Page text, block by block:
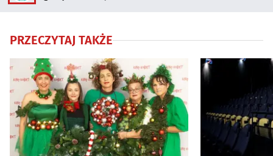
PRZECZYTAJ TAKŻE